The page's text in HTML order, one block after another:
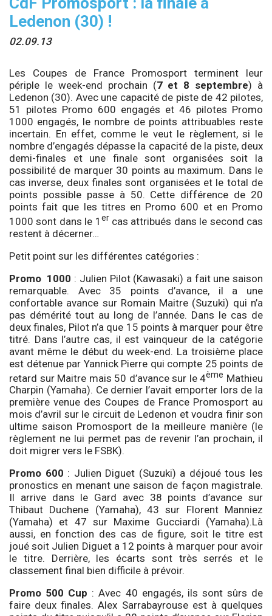
Ledenon (30) !
02.09.13
Les Coupes de France Promosport terminent leur
périple le week-end prochain (7 et 8 septembre) à
Ledenon (30). Avec une capacité de piste de 42 pilotes,
51 pilotes Promo 600 engagés et 46 pilotes Promo
1000 engagés, le nombre de points attribuables reste
incertain. En effet, comme le veut le règlement, si le
nombre d’engagés dépasse la capacité de la piste, deux
demi-finales et une finale sont organisées soit la
possibilité de marquer 30 points au maximum. Dans le
cas inverse, deux finales sont organisées et le total de
points possible passe à 50. Cette différence de 20
points fait que les titres en Promo 600 et en Promo
1000 sont dans le 1 er cas attribués dans le second cas
restent à décerner…
Petit point sur les différentes catégories :
Promo 1000 : Julien Pilot (Kawasaki) a fait une saison
remarquable. Avec 35 points d’avance, il a une
confortable avance sur Romain Maitre (Suzuki) qui n’a
pas démérité tout au long de l’année. Dans le cas de
deux finales, Pilot n’a que 15 points à marquer pour être
titré. Dans l’autre cas, il est vainqueur de la catégorie
avant même le début du week-end. La troisième place
est détenue par Yannick Pierre qui compte 25 points de
retard sur Maitre mais 50 d’avance sur le 4ème Mathieu
Charpin (Yamaha). Ce dernier l’avait emporter lors de la
première venue des Coupes de France Promosport au
mois d’avril sur le circuit de Ledenon et voudra finir son
ultime saison Promosport de la meilleure manière (le
règlement ne lui permet pas de revenir l’an prochain, il
doit migrer vers le FSBK).
Promo 600 : Julien Diguet (Suzuki) a déjoué tous les
pronostics en menant une saison de façon magistrale.
Il arrive dans le Gard avec 38 points d’avance sur
Thibaut Duchene (Yamaha), 43 sur Florent Manniez
(Yamaha) et 47 sur Maxime Gucciardi (Yamaha).Là
aussi, en fonction des cas de figure, soit le titre est
joué soit Julien Diguet a 12 points à marquer pour avoir
le titre. Derrière, les écarts sont très serrés et le
classement final bien difficile à prévoir.
Promo 500 Cup : Avec 40 engagés, ils sont sûrs de
faire deux finales. Alex Sarrabayrouse est à quelques